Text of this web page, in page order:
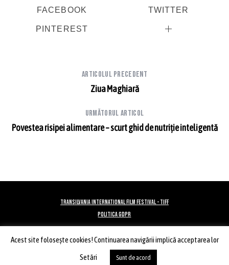
FACEBOOK TWITTER
PINTEREST
Articolul precedent
Ziua Maghiară
Următorul articol
Povestea risipei alimentare – scurt ghid de nutriţie inteligentă
TRANSILVANIA INTERNATIONAL FILM FESTIVAL - TIFF
POLITICA GDPR
ÎNAPOI SUS
Acest site foloseşte cookies! Continuarea navigării implică acceptarea lor
Setări
Sunt de acord